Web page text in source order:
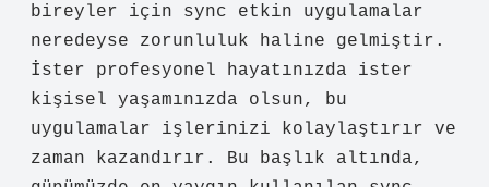
bireyler için sync etkin uygulamalar
neredeyse zorunluluk haline gelmiştir.
İster profesyonel hayatınızda ister
kişisel yaşamınızda olsun, bu
uygulamalar işlerinizi kolaylaştırır ve
zaman kazandırır. Bu başlık altında,